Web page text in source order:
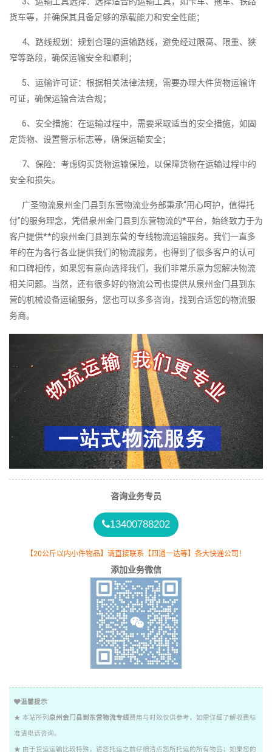
货车等，并确保其具备足够的承载能力和安全性能；
4、路线规划：规划合理的运输路线，避免经过限高、限重、狭
窄等路段，确保运输安全和顺利；
5、运输许可证：根据相关法律法规，需要办理大件货物运输许
可证，确保运输合法合规；
6、安全措施：在运输过程中，需要采取适当的安全措施，如固
定货物、设置警示标志等，确保运输安全；
7、保险：考虑购买货物运输保险，以保障货物在运输过程中的
安全和损失。
广圣物流泉州金门县到东营物流业务部秉承“用心呵护，值得托
付”的服务理念，凭借泉州金门县到东营物流的*平台，始终致力于为
客户提供**的泉州金门县到东营的专线物流运输服务。我们一直多
年的在为各行各业提供我们的物流服务，也得到了很多客户的认可
和口碑相传，如果您有意向选择我们，我们非常乐意为您解决物流
相关问题。当然，还有很多好的物流公司也提供从泉州金门县到东
营的机械设备运输服务，您也可以多多咨询，找到合适您的物流服
务商。
咨询业务专员
13400788202
【20公斤以内小件物品】请直接联系【四通一达等】各大快递公司！
添加业务微信
温馨提示
★ 本站所列 泉州金门县到东营物流专线费用与时效仅供参考，如需详细了解收费标
准请电话咨询。
★ 由于货运运输比较特殊，请您托运之前仔细清点您所托运的所有物品；如果您的